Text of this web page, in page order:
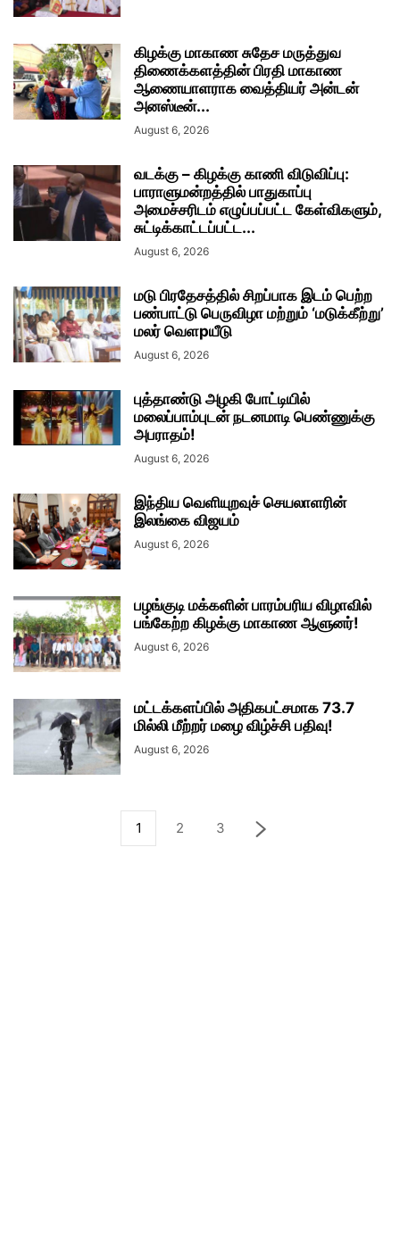
கிழக்கு மாகாண சுதேச மருத்துவ
திணைக்களத்தின் பிரதி மாகாண
ஆணையாளராக வைத்தியர் அன்டன்
அனஸ்டீன்...
August 6, 2026
வடக்கு – கிழக்கு காணி விடுவிப்பு:
பாராளுமன்றத்தில் பாதுகாப்பு
அமைச்சரிடம் எழுப்பப்பட்ட கேள்விகளும்,
சுட்டிக்காட்டப்பட்ட...
August 6, 2026
மடு பிரதேசத்தில் சிறப்பாக இடம் பெற்ற
பண்பாட்டு பெருவிழா மற்றும் ‘மடுக்கீற்று’
மலர் வெளpயீடு
August 6, 2026
புத்தாண்டு அழகி போட்டியில்
மலைப்பாம்புடன் நடனமாடி பெண்ணுக்கு
அபராதம்!
August 6, 2026
இந்திய வெளியுறவுச் செயலாளரின்
இலங்கை விஜயம்
August 6, 2026
பழங்குடி மக்களின் பாரம்பரிய விழாவில்
பங்கேற்ற கிழக்கு மாகாண ஆளுனர்!
August 6, 2026
மட்டக்களப்பில் அதிகபட்சமாக 73.7
மில்லி மீற்றர் மழை விழ்ச்சி பதிவு!
August 6, 2026
1 2 3